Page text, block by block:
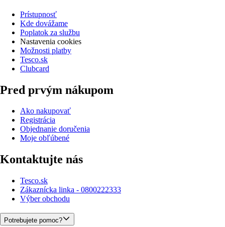
Prístupnosť
Kde dovážame
Poplatok za službu
Nastavenia cookies
Možnosti platby
Tesco.sk
Clubcard
Pred prvým nákupom
Ako nakupovať
Registrácia
Objednanie doručenia
Moje obľúbené
Kontaktujte nás
Tesco.sk
Zákaznícka linka - 0800222333
Výber obchodu
Potrebujete pomoc?